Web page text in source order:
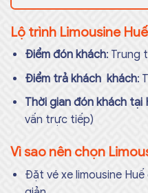
Lộ trình Limousine
Điểm đón khách: Trung
Điểm trả khách khách:
Thời gian đón khách tại
vấn trực tiếp)
Vì sao nên chọn
Đặt vé xe limousine